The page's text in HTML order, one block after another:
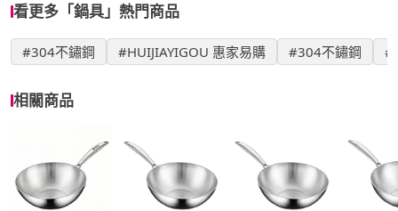
看更多「鍋具」熱門商品
#304不鏽鋼 #HUIJIAYIGOU 惠家易購 #304不鏽鋼 #
相關商品